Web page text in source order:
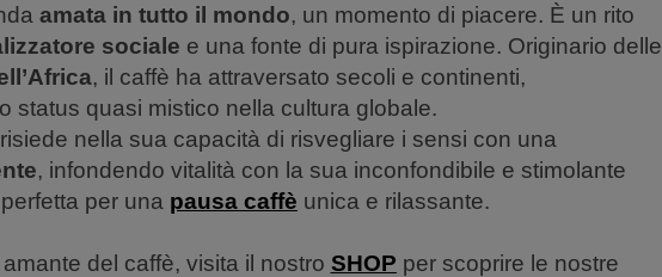
amata in tutto il mondo, un momento di piacere. È un rito
sociale e una fonte di pura ispirazione. Originario delle
, il caffè ha attraversato secoli e continenti,
status quasi mistico nella cultura globale.
nella sua capacità di risvegliare i sensi con una
, infondendo vitalità con la sua inconfondibile e stimolante
per una pausa caffè unica e rilassante.
del caffè, visita il nostro SHOP per scoprire le nostre